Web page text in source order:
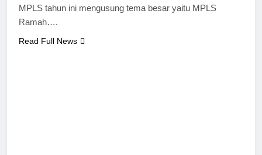
MPLS tahun ini mengusung tema besar yaitu MPLS
Ramah….
Read Full News